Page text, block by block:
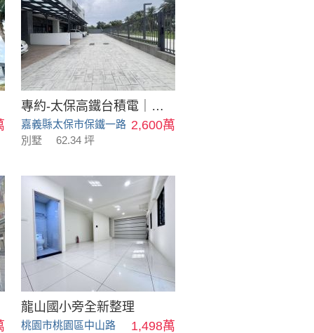
專約-太保高鐵台積電｜輕屋齡社區別墅
嘉義縣太保市保鐵一路 2,600萬
別墅 62.34 坪
龍山國小旁全新整理
桃園市桃園區中山路 1,498萬